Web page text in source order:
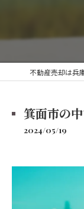
箕面市の
2024/05/19